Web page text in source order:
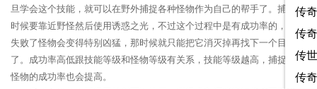
传
传
传
传
旦学会这个技能，就可以在野外捕捉各种怪物作为自己的帮手了。捕捉的
时候要靠近野怪然后使用诱惑之光，不过这个过程中是有成功率的，如果
失败了怪物会变得特别凶猛，那时候就只能把它消灭掉再找下一个目标
了。成功率高低跟技能等级和怪物等级有关系，技能等级越高，捕捉高级
怪物的成功率也会提高。